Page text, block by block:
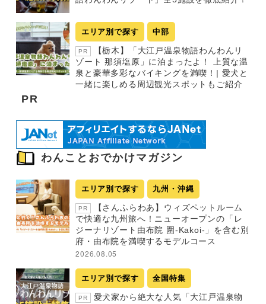
エリア別で探す 中部
PR
【栃木】「大江戸温泉物語わんわんリ
ゾート 那須塩原」に泊まったよ！ 上質な温
泉と豪華多彩なバイキングを満喫！| 愛犬と
一緒に楽しめる周辺観光スポットもご紹介
PR
わんことおでかけマガジン
エリア別で探す 九州・沖縄
PR
【さんふらわあ】ウィズペットルーム
で快適な九州旅へ！ニューオープンの「レ
ジーナリゾート由布院 圍-Kakoi-」を含む別
府・由布院を満喫するモデルコース
2026.08.05
エリア別で探す 全国特集
PR
愛犬家から絶大な人気「大江戸温泉物